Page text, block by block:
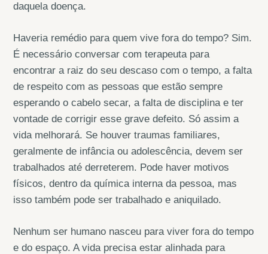
daquela doença.
Haveria remédio para quem vive fora do tempo? Sim.
É necessário conversar com terapeuta para
encontrar a raiz do seu descaso com o tempo, a falta
de respeito com as pessoas que estão sempre
esperando o cabelo secar, a falta de disciplina e ter
vontade de corrigir esse grave defeito. Só assim a
vida melhorará. Se houver traumas familiares,
geralmente de infância ou adolescência, devem ser
trabalhados até derreterem. Pode haver motivos
físicos, dentro da química interna da pessoa, mas
isso também pode ser trabalhado e aniquilado.
Nenhum ser humano nasceu para viver fora do tempo
e do espaço. A vida precisa estar alinhada para